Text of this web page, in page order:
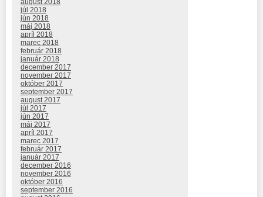
júl 2018
jún 2018
máj 2018
apríl 2018
marec 2018
február 2018
január 2018
december 2017
november 2017
október 2017
september 2017
august 2017
júl 2017
jún 2017
máj 2017
apríl 2017
marec 2017
február 2017
január 2017
december 2016
november 2016
október 2016
september 2016